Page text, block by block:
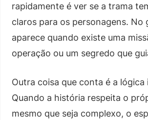
rapidamente é ver se a trama
claros para os personagens. No
aparece quando existe uma
operação ou um segredo que
Outra coisa que conta é a lógica
Quando a história respeita o
mesmo que seja complexo, o